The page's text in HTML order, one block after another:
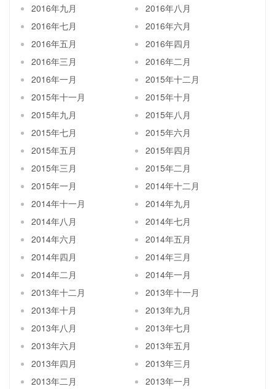
2016年九月
2016年八月
2016年七月
2016年六月
2016年五月
2016年四月
2016年三月
2016年二月
2016年一月
2015年十二月
2015年十一月
2015年十月
2015年九月
2015年八月
2015年七月
2015年六月
2015年五月
2015年四月
2015年三月
2015年二月
2015年一月
2014年十二月
2014年十一月
2014年九月
2014年八月
2014年七月
2014年六月
2014年五月
2014年四月
2014年三月
2014年二月
2014年一月
2013年十二月
2013年十一月
2013年十月
2013年九月
2013年八月
2013年七月
2013年六月
2013年五月
2013年四月
2013年三月
2013年二月
2013年一月